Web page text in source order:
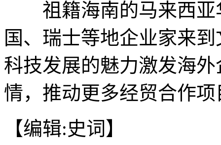
祖籍海南的马来西亚
国、瑞士等地企业家来
科技发展的魅力激发海
情，推动更多经贸合作
【编辑:史词】